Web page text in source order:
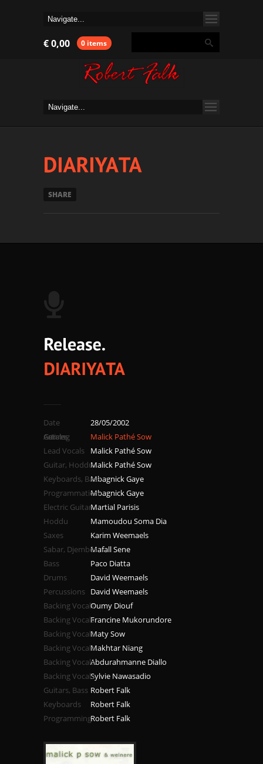
€0,00 0 items
SHARE
Date
28/05/2002
Catalog
Genres
Artists
Malick Pathé Sow
Lead Vocals
Malick Pathé Sow
Guitar, HodduMalick Pathé Sow
Keyboards, BassMbagnick Gaye
ProgrammationMbagnick Gaye
Electric GuitarMartial Parisis
Hoddu
Mamoudou Soma Dia
Saxes
Karim Weemaels
Sabar, DjembésMafall Sene
Bass
Paco Diatta
Drums
David Weemaels
Percussions David Weemaels
Backing VocalsOumy Diouf
Backing VocalsFrancine Mukorundore
Backing VocalsMaty Sow
Backing VocalsMakhtar Niang
Backing VocalsAbdurahmanne Diallo
Backing VocalsSylvie Nawasadio
Guitars, Bass Robert Falk
Keyboards
Robert Falk
ProgrammingRobert Falk